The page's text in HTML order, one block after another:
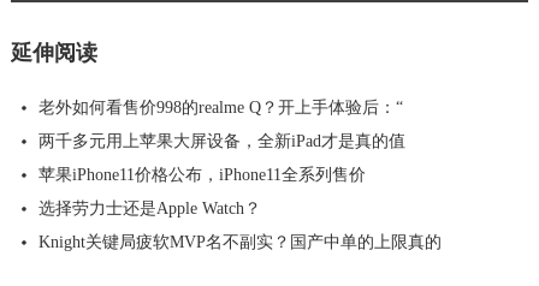
延伸阅读
老外如何看售价998的realme Q？开上手体验后：“
两千多元用上苹果大屏设备，全新iPad才是真的值
苹果iPhone11价格公布，iPhone11全系列售价
选择劳力士还是Apple Watch？
Knight关键局疲软MVP名不副实？国产中单的上限真的